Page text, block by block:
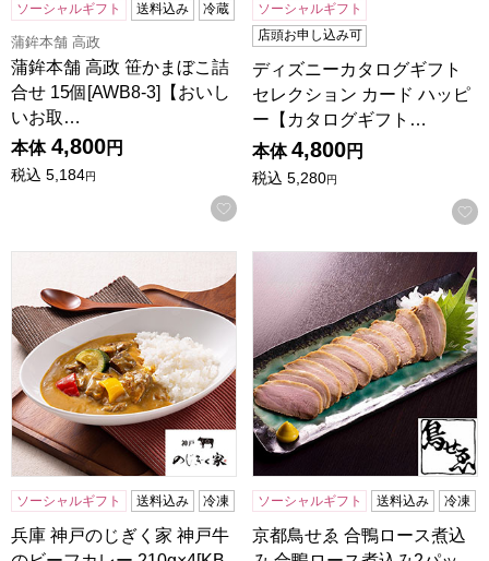
ソーシャルギフト 送料込み 冷蔵
蒲鉾本舗 高政
蒲鉾本舗 高政 笹かまぼこ詰
合せ 15個[AWB8-3]【おいし
いお取…
本体 4,800円
税込 5,184円
お気に入りに登録する
ソーシャルギフト
店頭お申し込み可
ディズニーカタログギフト
セレクション カード ハッピ
ー【カタログギフト…
本体 4,800円
税込 5,280円
兵庫 神戸のじぎく家 神戸牛のビーフカレー 210g×4[KBCT]
ソーシャルギフト 送料込み 冷凍
兵庫 神戸のじぎく家 神戸牛
京都鳥せゑ 合鴨ロース煮込
ソーシャルギフト 送料込み 冷凍
京都鳥せゑ 合鴨ロース煮込